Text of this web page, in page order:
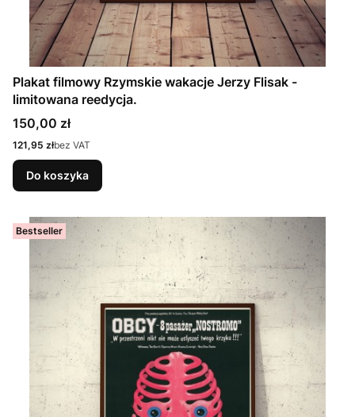
Plakat filmowy Rzymskie wakacje Jerzy Flisak -
limitowana reedycja.
Cena
150,00 zł
Cena
121,95 złbez VAT
Do koszyka
Bestseller